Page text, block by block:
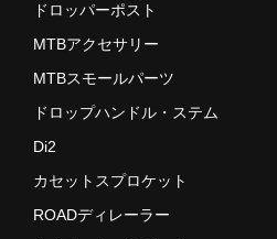
クランク/チェーンリング
サドル/シートポスト
ドロッパーポスト
ドロッパーポスト
MTBアクセサリー
MTBスモールパーツ
ドロップハンドル・ステム
Di2
カセットスプロケット
ROADディレーラー